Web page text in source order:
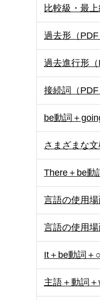
比較級・最
過去形（PDF
過去進行形（
接続詞（PDF
be動詞＋
さまざまな
There＋be動
言語の使用
言語の使用
It＋be動詞＋
主語＋動詞